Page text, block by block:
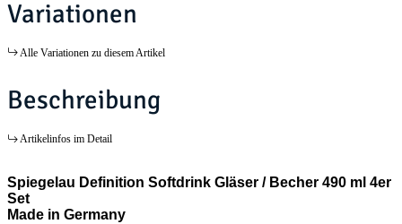
Variationen
Alle Variationen zu diesem Artikel
Beschreibung
Artikelinfos im Detail
Spiegelau Definition Softdrink Gläser / Becher 490 ml 4er
Set
Made in Germany